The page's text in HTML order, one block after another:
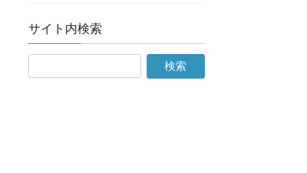
サイト内検索